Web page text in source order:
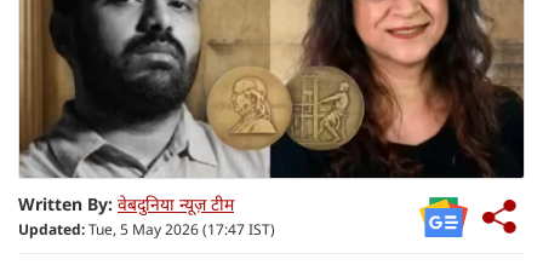
Written By: वेबदुनिया न्यूज़ टीम
Updated:Tue, 5 May 2026 (17:47 IST)